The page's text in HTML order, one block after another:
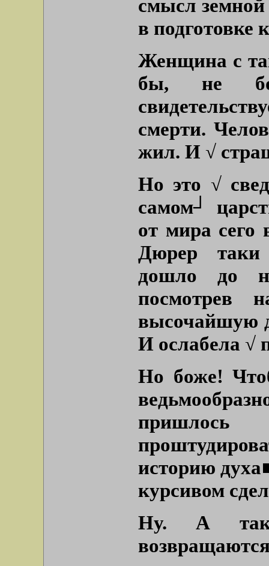
смысл
в подготовке
Женщина с
бы, не
смерти.
жил. И √
Но это √
самом┘
от мира сего
Дюрер таки
дошло до
посмотрев
высочайшую
И ослабела √
Но боже!
историю
курсивом
Ну. А так